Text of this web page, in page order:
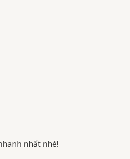
nhất nhé!